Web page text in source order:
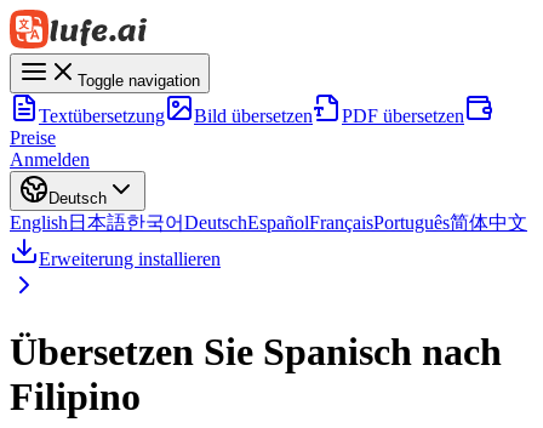
Toggle navigation
Textübersetzung Bild übersetzen
PDF übersetzen
Preise
Anmelden
Deutsch
English 日本語한국어DeutschEspañolFrançaisPortuguês简体中文
Erweiterung installieren
Übersetzen Sie Spanisch nach
Filipino